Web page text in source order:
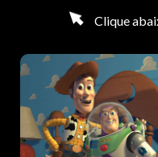
Clique